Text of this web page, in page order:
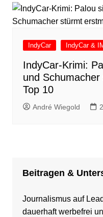
IndyCar IndyCar &
IndyCar-Krimi:
und
Top 10
André Wiegold
Beitragen &
Journalismus auf
dauerhaft werbefrei